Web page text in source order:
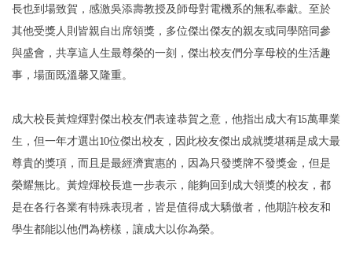
長也到場致賀，感激吳添壽教授及師母對電機系的無私奉獻。至於
其他受獎人則皆親自出席領獎，多位傑出傑友的親友或同學陪同參
與盛會，共享這人生最尊榮的一刻，傑出校友們分享母校的生活趣
事，場面既溫馨又隆重。
成大校長黃煌煇對傑出校友們表達恭賀之意，他指出成大有15萬畢業
生，但一年才選出10位傑出校友，因此校友傑出成就獎堪稱是成大最
尊貴的獎項，而且是最經濟實惠的，因為只發獎牌不發獎金，但是
榮耀無比。黃煌煇校長進一步表示，能夠回到成大領獎的校友，都
是在各行各業有特殊表現者，皆是值得成大驕傲者，他期許校友和
學生都能以他們為榜樣，讓成大以你為榮。